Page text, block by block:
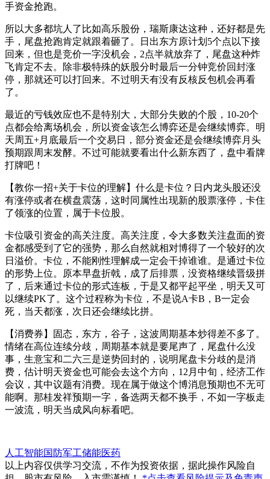
手资金抢跑。
所以大多都坑人了比如高乐股份，瑞斯康达这种，还好都是先
手，尾盘抢跑肯定就跟着砸了。日出东方原计划5个点以下接
回来，但也是竞价一字没机会，2点半就放弃了，尾盘这种炸
飞肯定不去。除非极特殊的妖股分时最后一分钟竞价回封涨
停，那就还可以打回来。不过明天有没有反核反包机会再看
了。
最近的亏钱效应也不是特别大，大部分失败的个股，10-20个
点都会给离场机会，所以资金该怎么博弈还是会继续博弈。明
天周五+月底最后一个交易日，部分资金还是会继续博弈月头
预期跟周末发酵。不过可能就要看出什么新东西了，盘中看牌
打牌吧！
【教你一招+关于卡位的理解】什么是卡位？日内龙头股还没
有涨停或者在横盘震荡，这时同属性出现新的股票涨停，卡住
了领涨的位置，属于卡位股。
卡位吸引资金的高关注度。高关注度，令大多数关注盘面的资
金都感受到了它的强势，那么自然就相对博得了一个较好的次
日溢价。卡位，不能刚性理解成一定会干掉谁谁。是通过卡位
的形势上位。原本早盘折戟，成了后排票，没资格继续晋级拼
了，后来通过卡位的形式连板，于是又都平起平坐，明天又可
以继续PK了。这个过程称为卡位，不是说A卡B，B一定会
死，当天都涨，次日还会继续比拼。
【消费券】固态，东方，谷子，这波周期基本炒得差不多了。
情绪在高位连续分歧，周期基本就是要尾声了，尾盘什么没
事，生意宝和二六三是逆势回封的，说明尾盘卡分歧的是消
费，估计明天资金也可能会去这个方向，12月中旬，经济工作
会议，其中议题有消费。现在属于做这个博消息预期也不无可
能啊。那桂发祥预期一字，备选两天都不换手，不如一字板走
一波流，明天当成风向标看吧。
人工智能国防军工储能医药
以上内容仅供学习交流，不作为投资依据，据此操作风险自